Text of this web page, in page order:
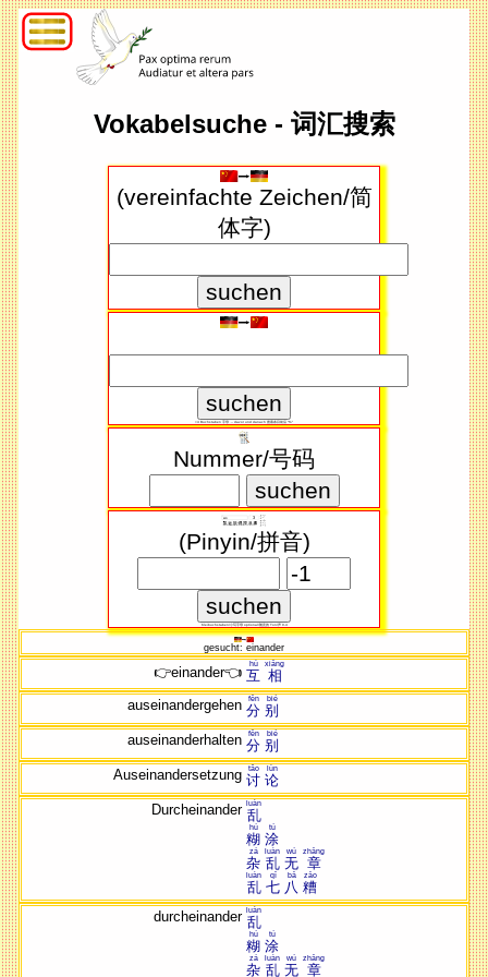
Vokabelsuche - 词汇搜索
(vereinfachte Zeichen/简
体字)
<4 Buchstaben 字母 → davor und danach 搜索​条目前后 "%"
Nummer/号码
(Pinyin/拼音)
Kleibuchstaben/小写​字母 optional/随意​的 Ton/声 0-4
gesucht: einander
👉einander👈 互
hù
相
xiāng
auseinandergehen 分
fēn
别
bié
auseinanderhalten 分
fēn
别
bié
Auseinandersetzung 讨
tǎo
论
lùn
Durcheinander 乱
luàn
糊
hú
涂
tú
杂
zá
乱
luàn
无
wú
章
zhāng
乱
luàn
七
qī
八
bā
糟
zāo
durcheinander 乱
luàn
糊
hú
涂
tú
杂
zá
乱
luàn
无
wú
章
zhāng